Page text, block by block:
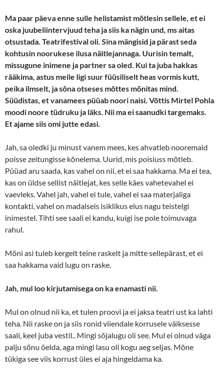
Ma paar päeva enne sulle helistamist mõtlesin sellele, et ei
oska juubeliintervjuud teha ja siis ka nägin und, ms aitas
otsustada. Teatrifestival oli. Sina mängisid ja pärast seda
kohtusin noorukese ilusa näitlejannaga. Uurisin temalt,
missugune inimene ja partner sa oled. Kui ta juba hakkas
rääkima, astus meile ligi suur füüsiliselt heas vormis kutt,
peika ilmselt, ja sõna otseses mõttes mõnitas mind.
Süüdistas, et vanamees püüab noori naisi. Võttis Mirtel Pohla
moodi noore tüdruku ja läks. Nii ma ei saanudki targemaks.
Et ajame siis omi jutte edasi.
Jah, sa oledki ju minust vanem mees, kes ahvatleb nooremaid
poisse zeitungisse kõnelema. Uurid, mis poisiuss mõtleb.
Püüad aru saada, kas vahel on nii, et ei saa hakkama. Ma ei tea,
kas on üldse sellist näitlejat, kes selle käes vahetevahel ei
vaevleks. Vahel jah, vahel ei tule, vahel ei saa materjaliga
kontakti, vahel on madalseis isiklikus elus nagu teistelgi
inimestel. Tihti see saali ei kandu, kuigi ise pole toimuvaga
rahul.
Mõni asi tuleb kergelt teine raskelt ja mitte sellepärast, et ei
saa hakkama vaid lugu on raske.
Jah, mul loo kirjutamisega on ka enamasti nii.
Mul on olnud nii ka, et tulen proovi ja ei jaksa teatri ust ka lahti
teha. Nii raske on ja siis ronid viiendale korrusele väiksesse
saali, keel juba vestil.. Mingi sõjalugu oli see. Mul ei olnud väga
palju sõnu öelda, aga mingi lasu oli kogu aeg seljas. Mõne
tükiga see viis korrust üles ei aja hingeldama ka.